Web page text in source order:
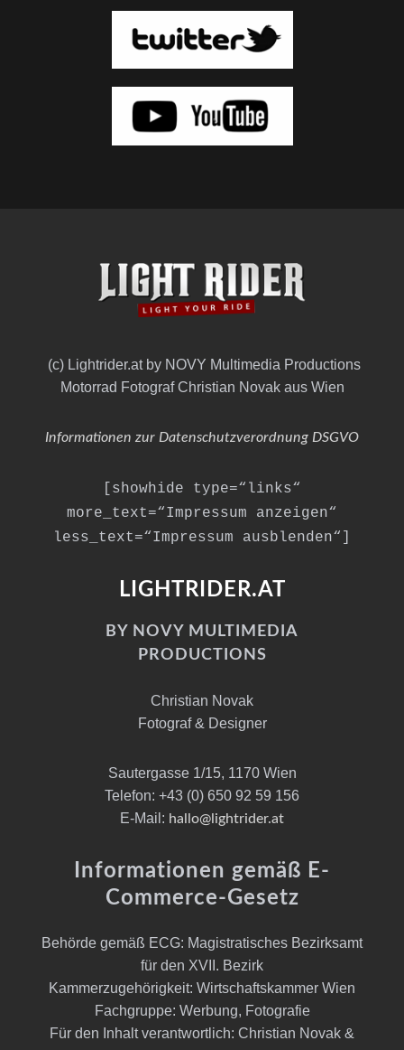
(c) Lightrider.at by NOVY Multimedia Productions
Motorrad Fotograf Christian Novak aus Wien
Informationen zur Datenschutzverordnung DSGVO
[showhide type=“links“
more_text=“Impressum anzeigen“
less_text=“Impressum ausblenden“]
LIGHTRIDER.AT
BY NOVY MULTIMEDIA
PRODUCTIONS
Christian Novak
Fotograf & Designer
Sautergasse 1/15, 1170 Wien
Telefon: +43 (0) 650 92 59 156
E-Mail: hallo@lightrider.at
Informationen gemäß E-
Commerce-Gesetz
Behörde gemäß ECG: Magistratisches Bezirksamt
für den XVII. Bezirk
Kammerzugehörigkeit: Wirtschaftskammer Wien
Fachgruppe: Werbung, Fotografie
Für den Inhalt verantwortlich: Christian Novak &